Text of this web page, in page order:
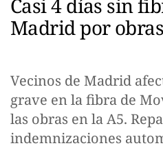
Casi 4 días sin
Madrid por
Vecinos de Madrid
grave en la fibra de
las obras en la A5.
indemnizaciones